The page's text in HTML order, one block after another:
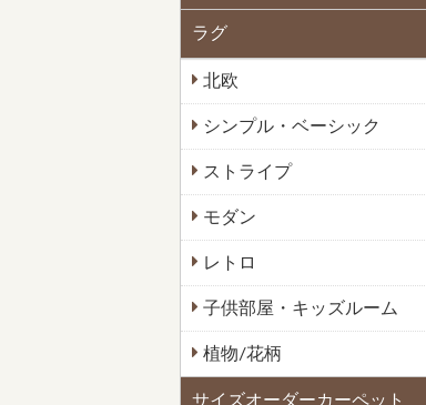
ラグ
北欧
シンプル・ベーシック
ストライプ
モダン
レトロ
子供部屋・キッズルーム
植物/花柄
サイズオーダーカーペット